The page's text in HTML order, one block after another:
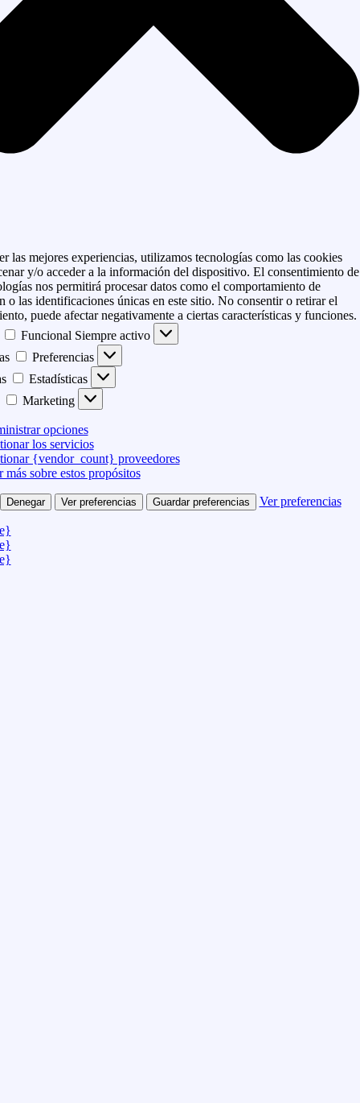
las mejores experiencias, utilizamos tecnologías como las cookies
y/o acceder a la información del dispositivo. El consentimiento de
nos permitirá procesar datos como el comportamiento de
o las identificaciones únicas en este sitio. No consentir o retirar el
puede afectar negativamente a ciertas características y funciones.
Funcional Siempre activo
Preferencias
Estadísticas
Marketing
opciones
los servicios
{vendor_count} proveedores
más sobre estos propósitos
Denegar Ver preferencias Guardar preferencias Ver preferencias